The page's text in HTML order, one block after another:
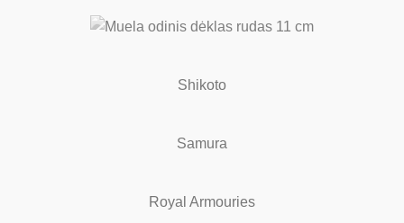
Shikoto
Samura
Royal Armouries